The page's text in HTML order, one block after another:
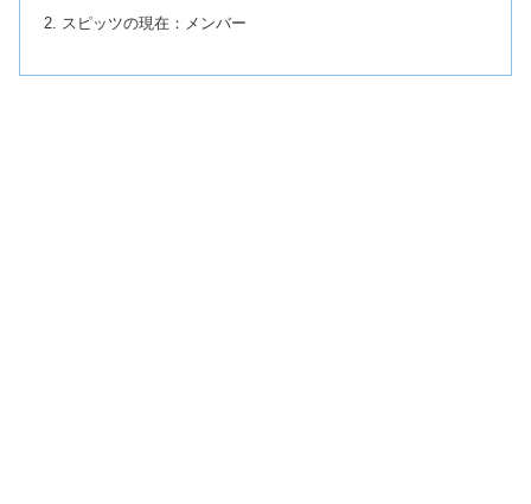
スピッツの現在：メンバー